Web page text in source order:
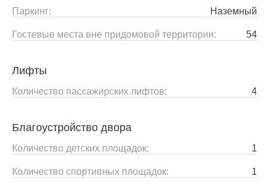
Паркинг: Наземный
Гостевые места вне придомовой территории: 54
Лифты
Количество пассажирских лифтов: 4
Благоустройство двора
Количество детских площадок: 1
Количество спортивных площадок: 1